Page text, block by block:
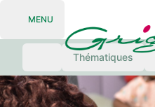
Open navigation
MENU
Thématiques